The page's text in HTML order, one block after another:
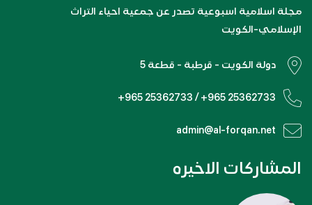
مجلة اسلامية اسبوعية تصدر عن جمعية احياء التراث
الإسلامي-الكويت
دولة الكويت - قرطبة - قطعة 5
+965 25362733 / +965 25362733
admin@al-forqan.net
المشاركات الاخيره